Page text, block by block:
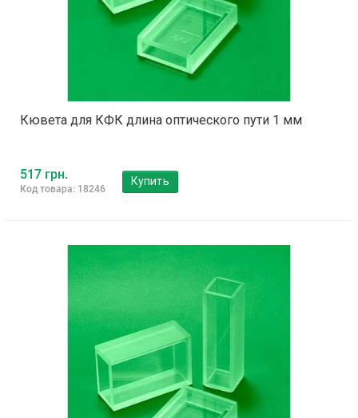
Кювета для КФК длина оптического пути 1 мм
517 грн.
Код товара: 18246
Купить